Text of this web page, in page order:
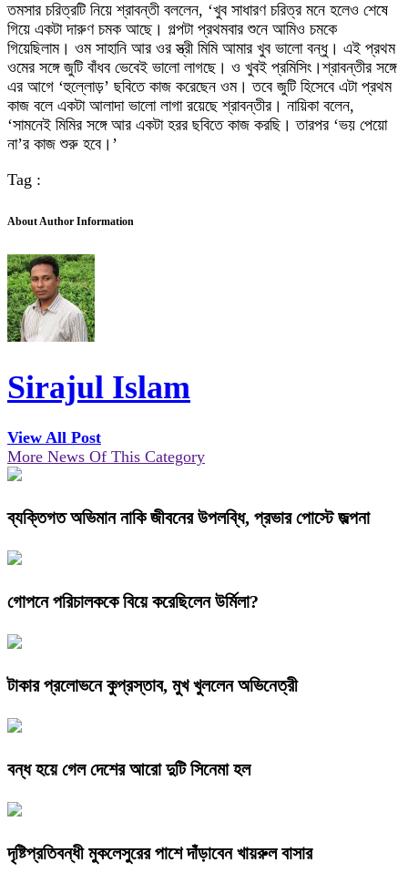
তমসার চরিত্রটি নিয়ে শ্রাবন্তী বললেন, ‘খুব সাধারণ চরিত্র মনে হলেও শেষে
গিয়ে একটা দারুণ চমক আছে। গল্পটা প্রথমবার শুনে আমিও চমকে
গিয়েছিলাম। ওম সাহানি আর ওর স্ত্রী মিমি আমার খুব ভালো বন্ধু। এই প্রথম
ওমের সঙ্গে জুটি বাঁধব ভেবেই ভালো লাগছে। ও খুবই প্রমিসিং।শ্রাবন্তীর সঙ্গে
এর আগে ‘হুল্লোড়’ ছবিতে কাজ করেছেন ওম। তবে জুটি হিসেবে এটা প্রথম
কাজ বলে একটা আলাদা ভালো লাগা রয়েছে শ্রাবন্তীর। নায়িকা বলেন,
‘সামনেই মিমির সঙ্গে আর একটা হরর ছবিতে কাজ করছি। তারপর ‘ভয় পেয়ো
না’র কাজ শুরু হবে।’
Tag :
About Author Information
Sirajul Islam
View All Post
More News Of This Category
ব্যক্তিগত অভিমান নাকি জীবনের উপলব্ধি, প্রভার পোস্টে জল্পনা
গোপনে পরিচালককে বিয়ে করেছিলেন উর্মিলা?
টাকার প্রলোভনে কুপ্রস্তাব, মুখ খুললেন অভিনেত্রী
বন্ধ হয়ে গেল দেশের আরো দুটি সিনেমা হল
দৃষ্টিপ্রতিবন্ধী মুকলেসুরের পাশে দাঁড়াবেন খায়রুল বাসার